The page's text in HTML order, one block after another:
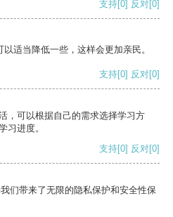
支持[0] 反对[0]
适当降低一些，这样会更加亲民。
支持[0] 反对[0]
，可以根据自己的需求选择学习方
习进度。
支持[0] 反对[0]
们带来了无限的隐私保护和安全性保